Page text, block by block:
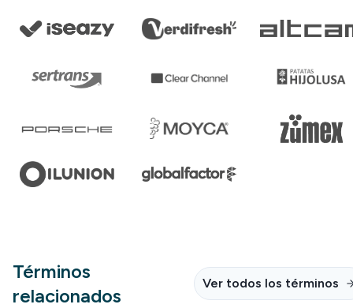
Términos
relacionados
Ver todos los términos